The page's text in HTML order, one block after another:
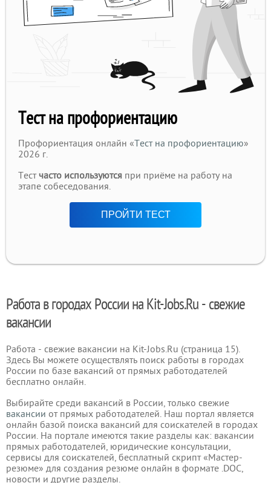
Тест на профориентацию
Профориентация онлайн «Тест на профориентацию»
2026 г.
Тестчасто используются при приёме на работу на
этапе собеседования.
ПРОЙТИ ТЕСТ
Работа в городах России на Kit-Jobs.Ru - свежие
вакансии
Работа - свежие вакансии на Kit-Jobs.Ru (страница 15).
Здесь Вы можете осуществлять поиск работы в городах
России по базе вакансий от прямых работодателей
бесплатно онлайн.
Выбирайте среди вакансий в России, только свежие
вакансии от прямых работодателей. Наш портал является
онлайн базой поиска вакансий для соискателей в городах
России. На портале имеются такие разделы как: вакансии
прямых работодателей, юридические консультации,
сервисы для соискателей, бесплатный скрипт «Мастер-
резюме» для создания резюме онлайн в формате .DOC,
новости и другие разделы.